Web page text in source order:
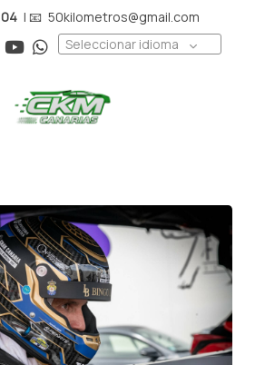
| 📧 50kilometros@gmail.com
Seleccionar idioma